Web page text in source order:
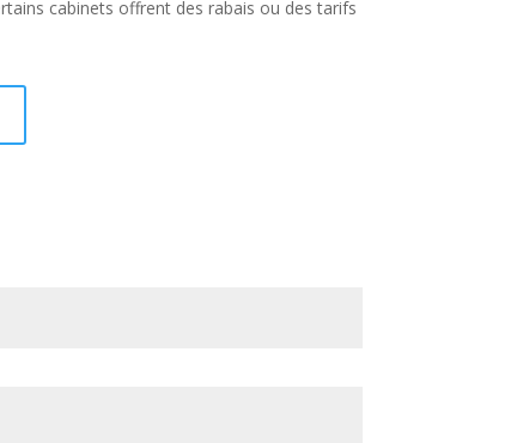
cabinets offrent des rabais ou des tarifs